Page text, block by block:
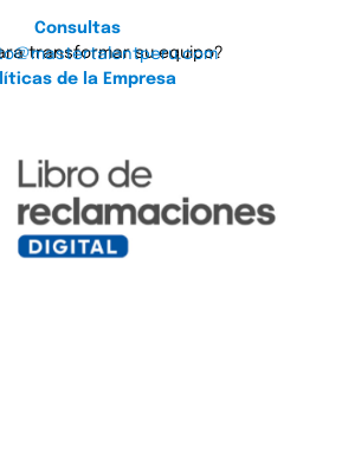
Consultas
transformar su equipo?
de la Empresa